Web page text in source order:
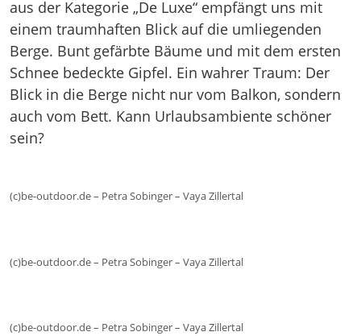
aus der Kategorie „De Luxe“ empfängt uns mit
einem traumhaften Blick auf die umliegenden
Berge. Bunt gefärbte Bäume und mit dem ersten
Schnee bedeckte Gipfel. Ein wahrer Traum: Der
Blick in die Berge nicht nur vom Balkon, sondern
auch vom Bett. Kann Urlaubsambiente schöner
sein?
(c)be-outdoor.de – Petra Sobinger – Vaya Zillertal
(c)be-outdoor.de – Petra Sobinger – Vaya Zillertal
(c)be-outdoor.de – Petra Sobinger – Vaya Zillertal